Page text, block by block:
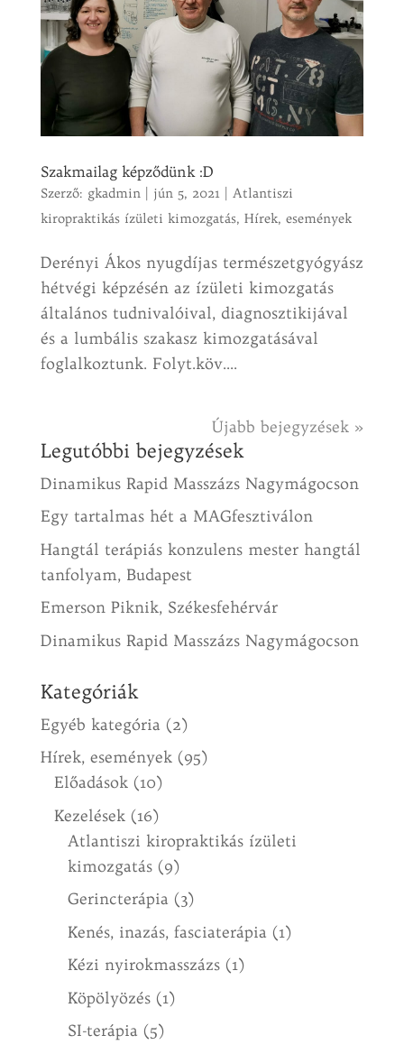
Szakmailag képződünk :D
Szerző: gkadmin| jún 5, 2021| Atlantiszi
kiropraktikás ízületi kimozgatás, Hírek, események
Derényi Ákos nyugdíjas természetgyógyász
hétvégi képzésén az ízületi kimozgatás
általános tudnivalóival, diagnosztikijával
és a lumbális szakasz kimozgatásával
foglalkoztunk. Folyt.köv....
Újabb bejegyzések »
Legutóbbi bejegyzések
Dinamikus Rapid Masszázs Nagymágocson
Egy tartalmas hét a MAGfesztiválon
Hangtál terápiás konzulens mester hangtál
tanfolyam, Budapest
Emerson Piknik, Székesfehérvár
Dinamikus Rapid Masszázs Nagymágocson
Kategóriák
Egyéb kategória (2)
Hírek, események(95)
Előadások(10)
Kezelések (16)
Atlantiszi kiropraktikás ízületi
kimozgatás(9)
Gerincterápia (3)
Kenés, inazás, fasciaterápia (1)
Kézi nyirokmasszázs(1)
Köpölyözés(1)
SI-terápia (5)